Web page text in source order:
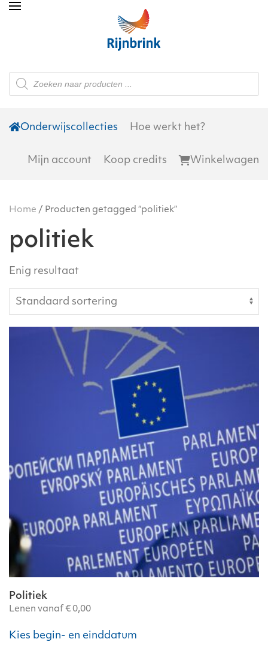
Skip to main content
Producten
zoeken
Onderwijscollecties Hoe werkt het?
Mijn account Koop credits Winkelwagen
Home / Producten getagged “politiek”
politiek
Enig resultaat
Politiek
Lenen vanaf € 0,00
Kies begin- en einddatum